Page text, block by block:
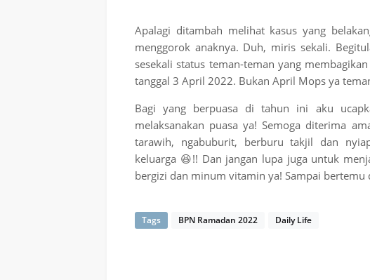
Apalagi ditambah melihat kasus yang
menggorok anaknya. Duh, miris sekali.
sesekali status teman-teman yang
tanggal 3 April 2022. Bukan April Mops ya
Bagi yang berpuasa di tahun ini aku
melaksanakan puasa ya! Semoga diterima
tarawih, ngabuburit, berburu takjil dan
keluarga 😆!! Dan jangan lupa juga untuk
bergizi dan minum vitamin ya! Sampai
Tags BPN Ramadan 2022 Daily Life